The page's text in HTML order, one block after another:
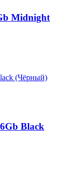
Midnight
Black